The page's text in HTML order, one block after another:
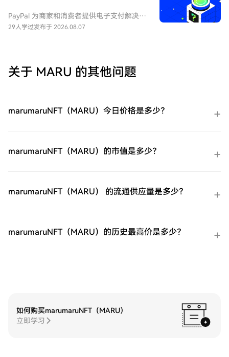
步：创建您的HTX账户使用您的电子邮件、
手机号码注册一个免费账户在HTX上。体验
买：使用您HTX账户余额中的资金进行无缝
易。HTX场外交易台（OTC）购买：为大量
（EBAY）后，将其存储在您的HTX账户钱包
中。您也可以通过区块链转账将其发送到其
松交易易贝（EBAY)。访问您的账户，选择
您的交易对，执行您的交易，并实时监控。
PayPal 为商家和消费者提供电子支付解决方
案，重点关注在线交易。到2025年底，该公
29人学过发布于 2026.08.07
关于 MARU 的其他问题
marumaruNFT（MARU）今日价格是多少？
marumaruNFT（MARU）的市值是多少？
marumaruNFT（MARU） 的流通供应量是多少？
marumaruNFT（MARU）的历史最高价是多少？
如何购买marumaruNFT（MARU）
立即学习